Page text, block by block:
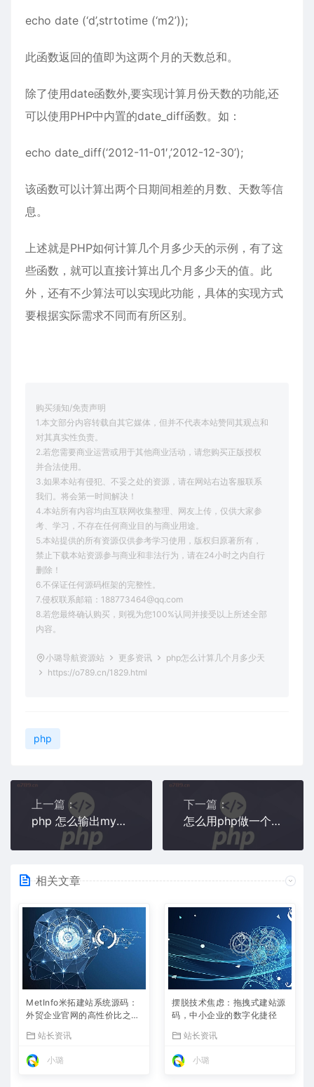
echo date (‘d’,strtotime (‘m2’));
此函数返回的值即为这两个月的天数总和。
除了使用date函数外,要实现计算月份天数的功能,还
可以使用PHP中内置的date_diff函数。如：
echo date_diff(‘2012-11-01′,’2012-12-30’);
该函数可以计算出两个日期间相差的月数、天数等信
息。
上述就是PHP如何计算几个月多少天的示例，有了这
些函数，就可以直接计算出几个月多少天的值。此
外，还有不少算法可以实现此功能，具体的实现方式
要根据实际需求不同而有所区别。
购买须知/免责声明
1.本文部分内容转载自其它媒体，但并不代表本站赞同其观点和
对其真实性负责。
2.若您需要商业运营或用于其他商业活动，请您购买正版授权
并合法使用。
3.如果本站有侵犯、不妥之处的资源，请在网站右边客服联系
我们。将会第一时间解决！
4.本站所有内容均由互联网收集整理、网友上传，仅供大家参
考、学习，不存在任何商业目的与商业用途。
5.本站提供的所有资源仅供参考学习使用，版权归原著所有，
禁止下载本站资源参与商业和非法行为，请在24小时之内自行
删除！
6.不保证任何源码框架的完整性。
7.侵权联系邮箱：188773464@qq.com
8.若您最终确认购买，则视为您100%认同并接受以上所述全部
内容。
小璐导航资源站 更多资讯
php怎么计算几个月多少天
https://o789.cn/1829.html
php
上一篇：
php 怎么输出mysql错误
下一篇：
怎么用php做一个查询语句
相关文章
MetInfo米拓建站系统源码：
外贸企业官网的高性价比之
站长资讯
小璐
摆脱技术焦虑：拖拽式建站源
码，中小企业的数字化捷径
站长资讯
小璐